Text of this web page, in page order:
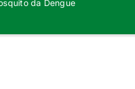
da Dengue